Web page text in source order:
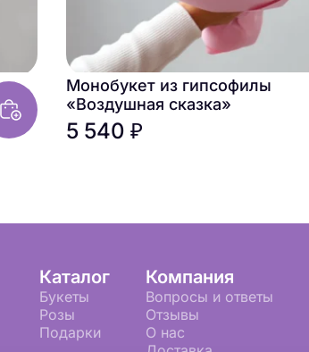
Монобукет из гипсофилы
«Воздушная сказка»
5 540 ₽
Каталог
Букеты
Розы
Подарки
Компания
Вопросы и ответы
Отзывы
О нас